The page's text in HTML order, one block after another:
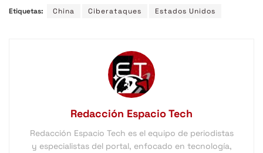
Etiquetas: China Ciberataques Estados Unidos
Redacción Espacio Tech
Redacción Espacio Tech es el equipo de periodistas
y especialistas del portal, enfocado en tecnología,